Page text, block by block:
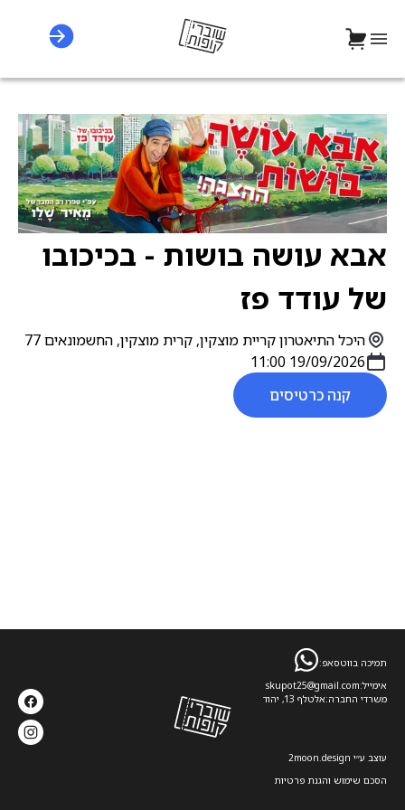
אבא עושה בושות - בכיכובו
של עודד פז
19/09/2026 11:00
היכל התיאטרון קריית מוצקין, קרית מוצקין, החשמונאים 77
קנה כרטיסים
תמיכה בווטסאפ:
skupot25@gmail.comאימייל:
אלטלף 13, יהודמשרדי החברה:
עוצב ע׳׳י 2moon.design
הסכם שימוש והגנת פרטיות